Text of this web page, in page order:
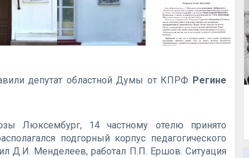
депутат областной Думы от КПРФ Регине
Люксембург, 14 частному отелю принято
подгорный корпус педагогического
Д.И. Менделеев, работал П.П. Ершов. Ситуация